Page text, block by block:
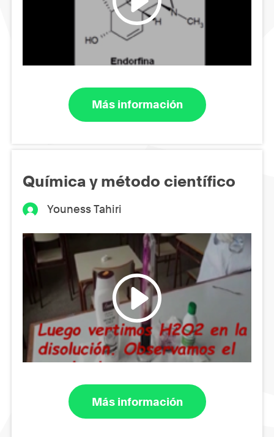
Más información
Química y método científico
Youness Tahiri
Más información